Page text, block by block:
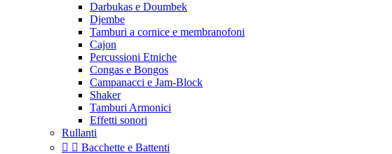
Darbukas e Doumbek
Djembe
Tamburi a cornice e membranofoni
Cajon
Percussioni Etniche
Congas e Bongos
Campanacci e Jam-Block
Shaker
Tamburi Armonici
Effetti sonori
Rullanti
  Bacchette e Battenti